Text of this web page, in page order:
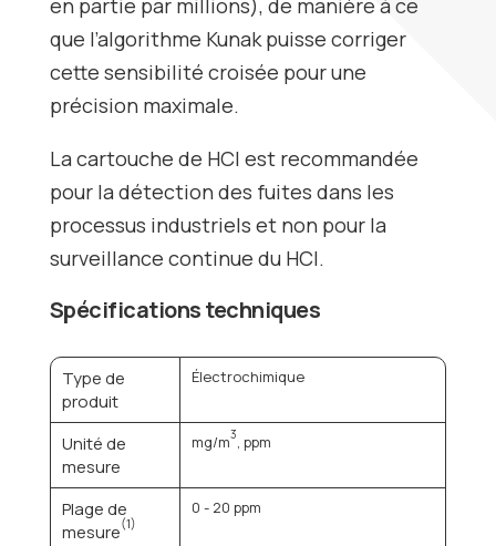
en partie par millions), de manière à ce
que l’algorithme Kunak puisse corriger
cette sensibilité croisée pour une
précision maximale.
La cartouche de HCl est recommandée
pour la détection des fuites dans les
processus industriels et non pour la
surveillance continue du HCl.
Spécifications techniques
Type de
produit
Électrochimique
Unité de
mesure
mg/m3, ppm
Plage de
mesure(1)
0 - 20 ppm